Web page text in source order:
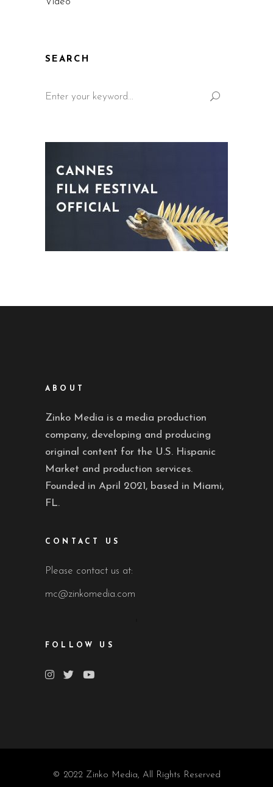
SEARCH
ABOUT
Zinko Media is a media production
company, developing and producing
original content for the U.S. Hispanic
Market and production services.
Founded in April 2021, based in Miami,
FL.
CONTACT US
Please contact us at:
mc@zinkomedia.com
FOLLOW US
© 2022 Zinko Media, All Rights Reserved